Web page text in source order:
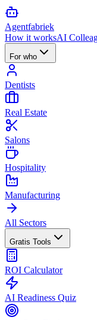
Agentfabriek
How it worksAI
For who
Dentists
Real Estate
Salons
Hospitality
Manufacturing
All Sectors
Gratis Tools
ROI Calculator
AI Readiness Quiz